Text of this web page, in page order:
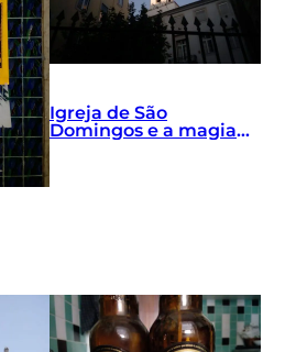
Igreja de São
Domingos e a magia